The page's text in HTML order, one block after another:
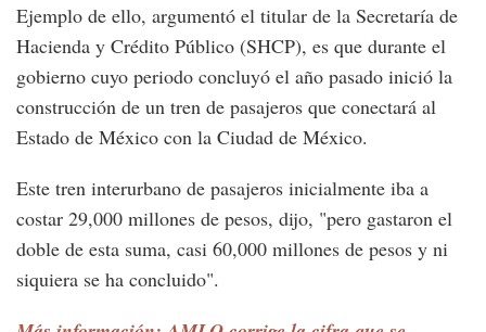
Ejemplo de ello, argumentó el titular de la Secretaría de
Hacienda y Crédito Público (SHCP), es que durante el
gobierno cuyo periodo concluyó el año pasado inició la
construcción de un tren de pasajeros que conectará al
Estado de México con la Ciudad de México.
Este tren interurbano de pasajeros inicialmente iba a
costar 29,000 millones de pesos, dijo, "pero gastaron el
doble de esta suma, casi 60,000 millones de pesos y ni
siquiera se ha concluido".